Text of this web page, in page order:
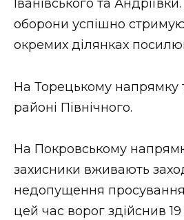
Іванівського та
оборони успішно
окремих ділянках
На Торецькому напрямку
районі Північного.
На Покровському
захисники вживають
недопущення
цей час ворог здійснив